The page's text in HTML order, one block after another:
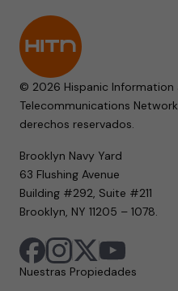
© 2026 Hispanic Information
Telecommunications
derechos reservados.
Brooklyn Navy Yard
63 Flushing Avenue
Building #292, Suite #211
Brooklyn, NY 11205 – 1078.
Nuestras Propiedades